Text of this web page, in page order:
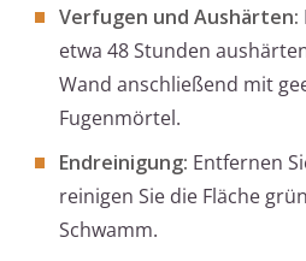
Verfugen und Aushärten:
etwa 48 Stunden
Wand anschließend mit
Fugenmörtel.
Endreinigung: Entfernen
reinigen Sie die Fläche
Schwamm.